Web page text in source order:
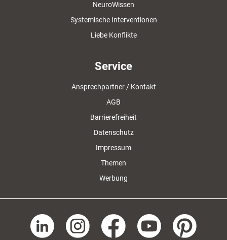
NeuroWissen
Systemische Interventionen
Liebe Konflikte
Service
Ansprechpartner / Kontakt
AGB
Barrierefreiheit
Datenschutz
Impressum
Themen
Werbung